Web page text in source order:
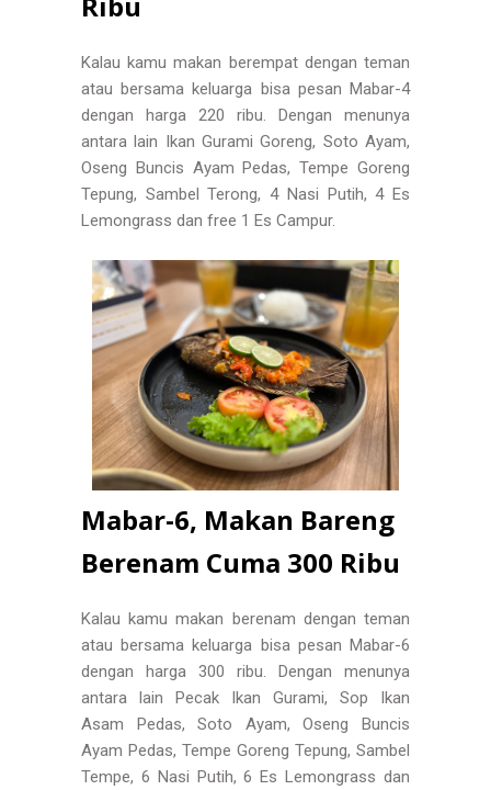
Kalau kamu makan berempat dengan teman
atau bersama keluarga bisa pesan Mabar-4
dengan harga 220 ribu. Dengan menunya
antara lain Ikan Gurami Goreng, Soto Ayam,
Oseng Buncis Ayam Pedas, Tempe Goreng
Tepung, Sambel Terong, 4 Nasi Putih, 4 Es
Lemongrass dan free 1 Es Campur.
Mabar-6, Makan Bareng
Berenam Cuma 300 Ribu
Kalau kamu makan berenam dengan teman
atau bersama keluarga bisa pesan Mabar-6
dengan harga 300 ribu. Dengan menunya
antara lain Pecak Ikan Gurami, Sop Ikan
Asam Pedas, Soto Ayam, Oseng Buncis
Ayam Pedas, Tempe Goreng Tepung, Sambel
Tempe, 6 Nasi Putih, 6 Es Lemongrass dan